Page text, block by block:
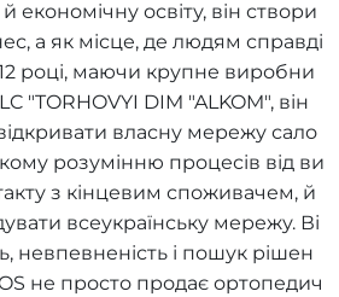
освіту, він створи
а як місце, де людям справді
році, маючи крупне виробни
"TORHOVYI DIM "ALKOM", він
власну мережу сало
розумінню процесів від ви
з кінцевим споживачем, й
всеукраїнську мережу. Ві
невпевненість і пошук рішен
не просто продає ортопедич